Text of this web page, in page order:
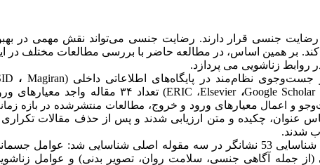
رضایت جنسی قرار دارند. رضایت جنسی می‌تواند نقش مهمی در
کند. بر همین اساس، در مطالعه حاضر با بررسی مطالعات مختلف در
زناشویی می پردازد.
جست‌وجوی نظام‌مند در پایگاه‌های اطلاعاتی داخلی (
Magiran ،
Google Scholar،Elsevier، ERIC
) تعداد ۳۴ مقاله واجد معیارهای
و اعمال معیارهای ورود و خروج، مطالعات منتشرشده در بازه
عنوان، چکیده و متن ارزیابی شدند و پس از حذف مقالات تکراری
شدند.
تحلیل محتوای کیفی با رویکرد آلتاید (1996) منجر به شناسایی 53 نشانگر در سه مقوله اصلی شناسایی شد: عوامل
(از جمله آگاهی جنسی، سلامت روان، تصویر بدنی) و عوامل